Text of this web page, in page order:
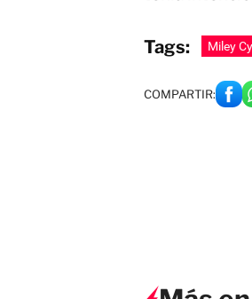
Tags: Miley
COMPARTIR: